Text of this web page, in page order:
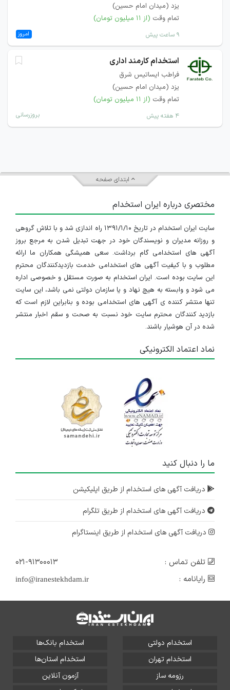
یزد (میدان امام حسین)
تمام وقت (از ۱۱ میلیون تومان)
۹ ساعت پیش امروز
استخدام کارمند اداری
فراطب ایساتیس شرق
یزد (میدان امام حسین)
تمام وقت (از ۱۱ میلیون تومان)
۴ هفته پیش بروزرسانی
ابتدای صفحه
مختصری درباره ایران استخدام
سایت ایران استخدام در تاریخ ۱۳۹۱/۱/۱۰ راه اندازی شد و با تلاش گروهی
و روزانه مدیران و نویسندگان خود در جهت تبدیل شدن به مرجع بروز
آگهی های استخدامی گام برداشت. سعی همیشگی همکاران ما ارائه
مطلوب و با کیفیت آگهی های استخدامی خدمت بازدیدکنندگان محترم
این سایت بوده است. ایران استخدام به صورت مستقل و خصوصی اداره
می شود و وابسته به هیچ نهاد و یا سازمان دولتی نمی باشد، این سایت
تنها منتشر کننده ی آگهی های استخدامی بوده و بنابراین لازم است که
بازدید کنندگان محترم سایت خود نسبت به صحت و سقم اخبار منتشر
شده در آن هوشیار باشند.
نماد اعتماد الکترونیکی
ما را دنبال کنید
دریافت آگهی های استخدام از طریق اپلیکیشن
دریافت آگهی های استخدام از طریق تلگرام
دریافت آگهی های استخدام از طریق اینستاگرام
تلفن تماس :
۰۲۱-۹۱۳۰۰۰۱۳
رایانامه :
info@iranestekhdam.ir
استخدام دولتی
استخدام بانک‌ها
استخدام تهران
استخدام استان‌ها
رزومه ساز
آزمون آنلاین